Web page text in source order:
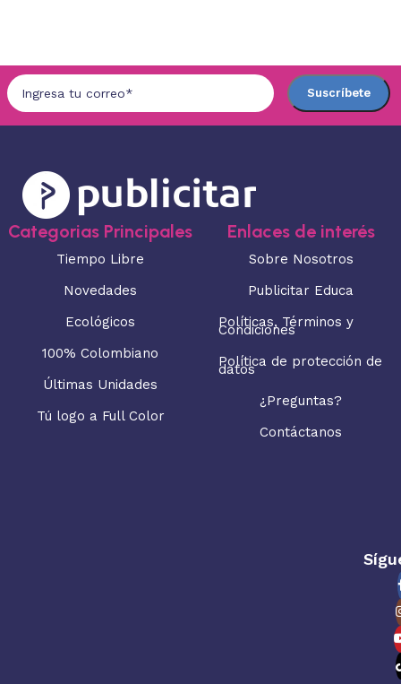
Categorias Principales
Tiempo Libre
Novedades
Ecológicos
100% Colombiano
Últimas Unidades
Tú logo a Full Color
Enlaces de interés
Sobre Nosotros
Publicitar Educa
Políticas, Términos y
Condiciones
Política de protección de
datos
¿Preguntas?
Contáctanos